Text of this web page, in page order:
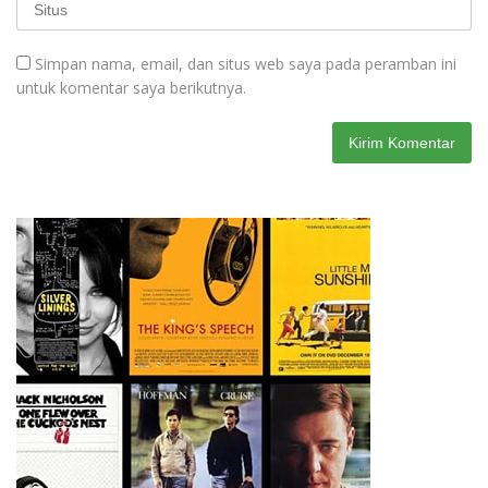
Simpan nama, email, dan situs web saya pada peramban ini
untuk komentar saya berikutnya.